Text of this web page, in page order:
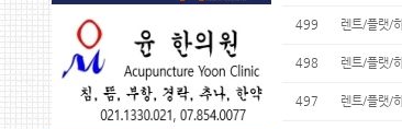
499 렌트/플랫/
498 렌트/플랫/
497 렌트/플랫/